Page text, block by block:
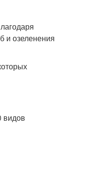
и озеленения
видов